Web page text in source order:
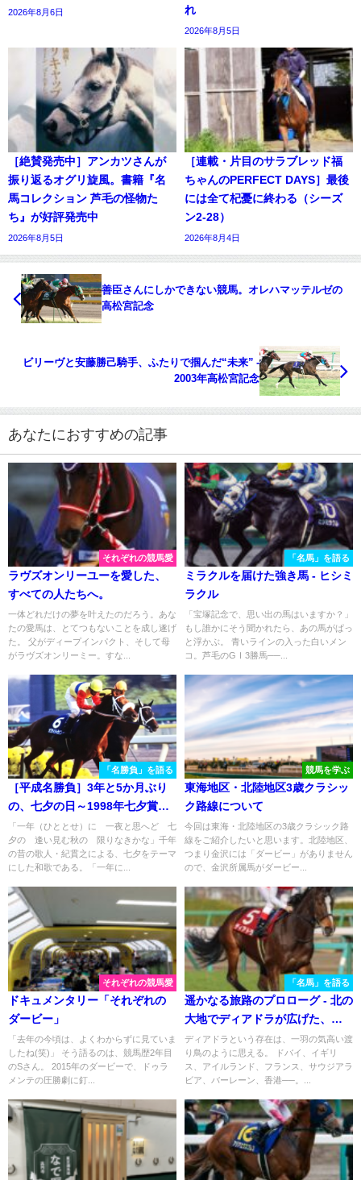
2026年8月6日
れ
2026年8月5日
［絶賛発売中］アンカツさんが
振り返るオグリ旋風。書籍『名
馬コレクション 芦毛の怪物た
ち』が好評発売中
2026年8月5日
［連載・片目のサラブレッド福
ちゃんのPERFECT DAYS］最後
には全て杞憂に終わる（シーズ
ン2-28）
2026年8月4日
善臣さんにしかできない競馬。オレハマッテルゼの
高松宮記念
ビリーヴと安藤勝己騎手、ふたりで掴んだ“未来” -
2003年高松宮記念
あなたにおすすめの記事
それぞれの競馬愛
ラヴズオンリーユーを愛した、
すべての人たちへ。
一体どれだけの夢を叶えたのだろう。あな
たの愛馬は、とてつもないことを成し遂げ
た。 父がディープインパクト、そして母
がラヴズオンリーミー。すな...
「名馬」を語る
ミラクルを届けた強き馬 - ヒシミ
ラクル
「宝塚記念で、思い出の馬はいますか？」
もし誰かにそう聞かれたら、あの馬がぱっ
と浮かぶ。 青いラインの入った白いメン
コ。芦毛のGⅠ3勝馬──...
「名勝負」を語る
［平成名勝負］3年と5か月ぶり
の、七夕の日～1998年七夕賞・
オフサイドトラップ～
「一年（ひととせ）に 一夜と思へど 七
夕の 逢い見む秋の 限りなきかな」千年
の昔の歌人・紀貫之による、七夕をテーマ
にした和歌である。「一年に...
競馬を学ぶ
東海地区・北陸地区3歳クラシッ
ク路線について
今回は東海・北陸地区の3歳クラシック路
線をご紹介したいと思います。北陸地区、
つまり金沢には「ダービー」がありません
ので、金沢所属馬がダービー...
それぞれの競馬愛
ドキュメンタリー「それぞれの
ダービー」
「去年の今頃は、よくわからずに見ていま
したね(笑)」 そう語るのは、競馬歴2年目
のSさん。 2015年のダービーで、ドゥラ
メンテの圧勝劇に釘...
「名馬」を語る
遥かなる旅路のプロローグ - 北の
大地でディアドラが広げた、世
界への翼
ディアドラという存在は、一羽の気高い渡
り鳥のように思える。 ドバイ、イギリ
ス、アイルランド、フランス、サウジアラ
ビア、バーレーン、香港──。...